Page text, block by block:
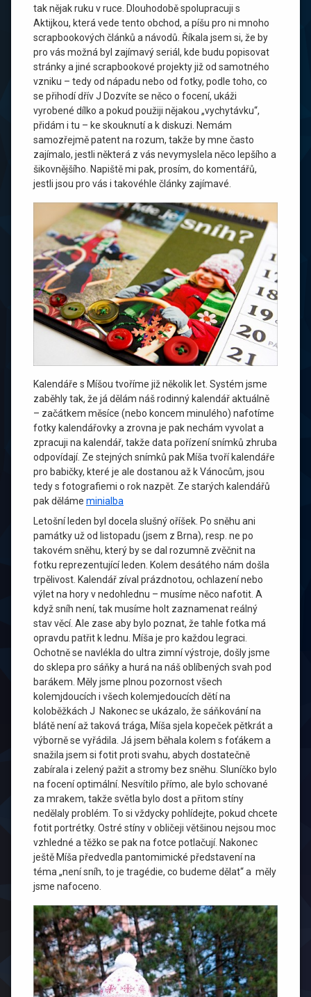
tak nějak ruku v ruce. Dlouhodobě spolupracuji s
Aktijkou, která vede tento obchod, a píšu pro ni mnoho
scrapbookových článků a návodů. Říkala jsem si, že by
pro vás možná byl zajímavý seriál, kde budu popisovat
stránky a jiné scrapbookové projekty již od samotného
vzniku – tedy od nápadu nebo od fotky, podle toho, co
se přihodí dřív J Dozvíte se něco o focení, ukáži
vyrobené dílko a pokud použiji nějakou „vychytávku“,
přidám i tu – ke skouknutí a k diskuzi. Nemám
samozřejmě patent na rozum, takže by mne často
zajímalo, jestli některá z vás nevymyslela něco lepšího a
šikovnějšího. Napiště mi pak, prosím, do komentářů,
jestli jsou pro vás i takovéhle články zajímavé.
Kalendáře s Míšou tvoříme již několik let. Systém jsme
zaběhly tak, že já dělám náš rodinný kalendář aktuálně
– začátkem měsíce (nebo koncem minulého) nafotíme
fotky kalendářovky a zrovna je pak nechám vyvolat a
zpracuji na kalendář, takže data pořízení snímků zhruba
odpovídají. Ze stejných snímků pak Míša tvoří kalendáře
pro babičky, které je ale dostanou až k Vánocům, jsou
tedy s fotografiemi o rok nazpět. Ze starých kalendářů
pak děláme minialba
Letošní leden byl docela slušný oříšek. Po sněhu ani
památky už od listopadu (jsem z Brna), resp. ne po
takovém sněhu, který by se dal rozumně zvěčnit na
fotku reprezentující leden. Kolem desátého nám došla
trpělivost. Kalendář zíval prázdnotou, ochlazení nebo
výlet na hory v nedohlednu – musíme něco nafotit. A
když sníh není, tak musíme holt zaznamenat reálný
stav věcí. Ale zase aby bylo poznat, že tahle fotka má
opravdu patřit k lednu. Míša je pro každou legraci.
Ochotně se navlékla do ultra zimní výstroje, došly jsme
do sklepa pro sáňky a hurá na náš oblíbených svah pod
barákem. Měly jsme plnou pozornost všech
kolemjdoucích i všech kolemjedoucích dětí na
koloběžkách J Nakonec se ukázalo, že sáňkování na
blátě není až taková trága, Míša sjela kopeček pětkrát a
výborně se vyřádila. Já jsem běhala kolem s foťákem a
snažila jsem si fotit proti svahu, abych dostatečně
zabírala i zelený pažit a stromy bez sněhu. Sluníčko bylo
na focení optimální. Nesvítilo přímo, ale bylo schované
za mrakem, takže světla bylo dost a přitom stíny
nedělaly problém. To si vždycky pohlídejte, pokud chcete
fotit portrétky. Ostré stíny v obličeji většinou nejsou moc
vzhledné a těžko se pak na fotce potlačují. Nakonec
ještě Míša předvedla pantomimické představení na
téma „není sníh, to je tragédie, co budeme dělat“ a měly
jsme nafoceno.